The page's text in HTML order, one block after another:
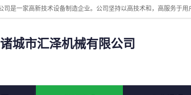
诸城市汇泽机械有限公司